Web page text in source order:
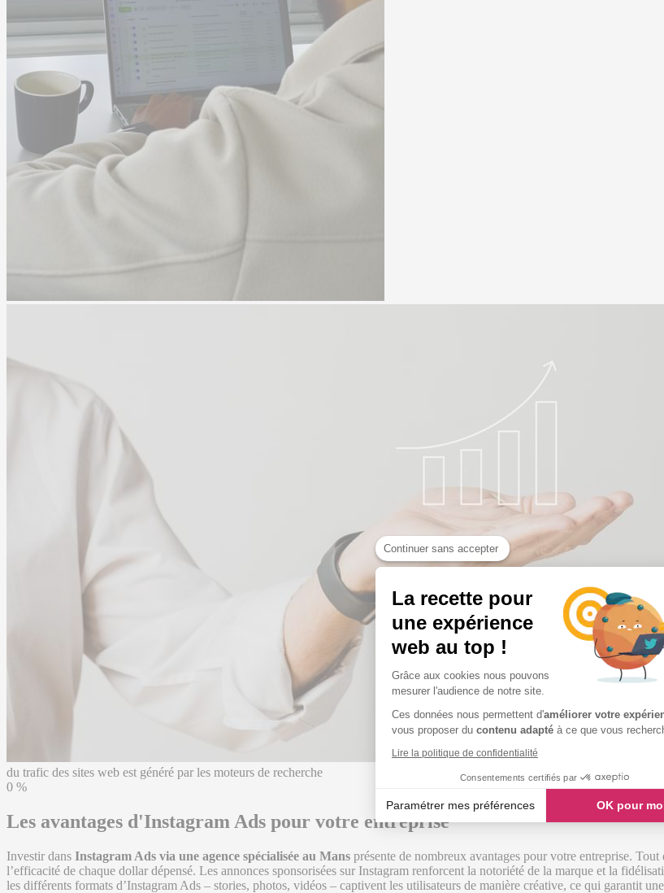
Continuer sans accepter
La recette pour
une expérience
web au top !
Grâce aux cookies nous pouvons
mesurer l'audience de notre site.
Ces données nous permettent d'améliorer votre
vous proposer du contenu adapté à ce que vous
Lire la politique de confidentialité
Consentements certifiés par
Paramétrer mes préférences OK pour
Axeptio consent
Notre plateforme vous permet d'adapter et de
du trafic des sites web est généré par les moteurs de recherche
0 %
Les avantages d'Instagram Ads pour votre entreprise
Investir dans Instagram Ads via une agence spécialisée au Mans présente de nombreux avantages pour votre entreprise.
l’efficacité de chaque dollar dépensé. Les annonces sponsorisées sur Instagram renforcent la notoriété de la marque et la
les différents formats d’Instagram Ads – stories, photos, vidéos – captivent les utilisateurs de manière créative, ce qui garantit